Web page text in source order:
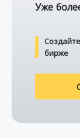
Уже
бирже